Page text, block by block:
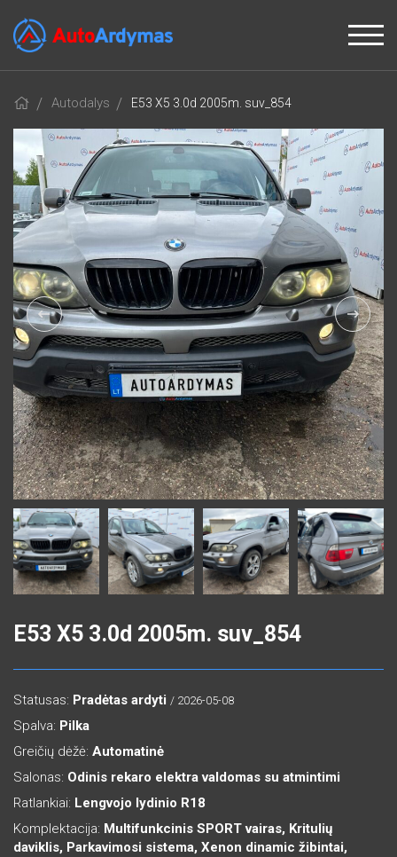
Autodalys E53 X5 3.0d 2005m. suv_854
E53 X5 3.0d 2005m. suv_854
Statusas: Pradėtas ardyti / 2026-05-08
Spalva: Pilka
Greičių dėžė: Automatinė
Salonas: Odinis rekaro elektra valdomas su atmintimi
Ratlankiai: Lengvojo lydinio R18
Komplektacija: Multifunkcinis SPORT vairas, Kritulių
daviklis, Parkavimosi sistema, Xenon dinamic žibintai,